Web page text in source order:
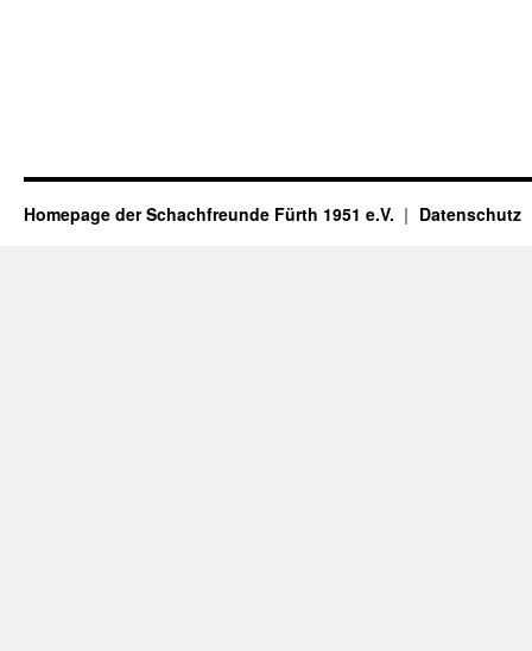
Homepage der Schachfreunde Fürth 1951 e.V. Datenschutz